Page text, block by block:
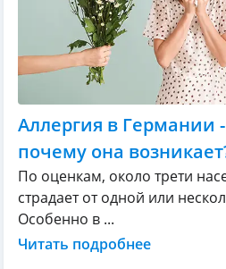
Аллергия в Германии -
почему она
По оценкам, около трети
страдает от одной или
Особенно в ...
Читать подробнее